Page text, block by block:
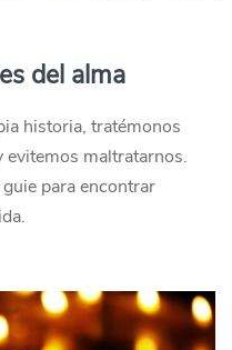
del alma
historia, tratémonos
evitemos maltratarnos.
para encontrar